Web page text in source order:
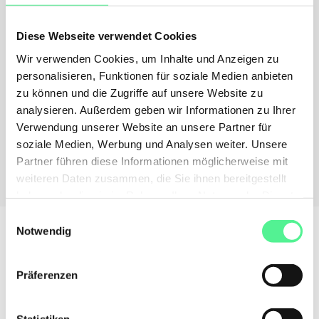
Diese Webseite verwendet Cookies
Wir verwenden Cookies, um Inhalte und Anzeigen zu
personalisieren, Funktionen für soziale Medien anbieten
zu können und die Zugriffe auf unsere Website zu
analysieren. Außerdem geben wir Informationen zu Ihrer
Verwendung unserer Website an unsere Partner für
soziale Medien, Werbung und Analysen weiter. Unsere
Partner führen diese Informationen möglicherweise mit
weiteren Daten zusammen, die Sie ihnen bereitgestellt
Notwendig
Präferenzen
verfügbar!
Ob fürs Team, für Events oder als Kundengeschenk,
NeoTaste ist das Geschenk, das wirklich jedem
schmeckt.
Jetzt entdecken